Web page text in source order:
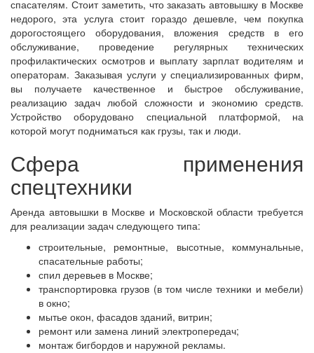
спасателям. Стоит заметить, что заказать автовышку в Москве
недорого, эта услуга стоит гораздо дешевле, чем покупка
дорогостоящего оборудования, вложения средств в его
обслуживание, проведение регулярных технических
профилактических осмотров и выплату зарплат водителям и
операторам. Заказывая услуги у специализированных фирм,
вы получаете качественное и быстрое обслуживание,
реализацию задач любой сложности и экономию средств.
Устройство оборудовано специальной платформой, на
которой могут подниматься как грузы, так и люди.
Сфера применения
спецтехники
Аренда автовышки в Москве и Московской области требуется
для реализации задач следующего типа:
строительные, ремонтные, высотные, коммунальные,
спасательные работы;
спил деревьев в Москве;
транспортировка грузов (в том числе техники и мебели)
в окно;
мытье окон, фасадов зданий, витрин;
ремонт или замена линий электропередач;
монтаж бигбордов и наружной рекламы.